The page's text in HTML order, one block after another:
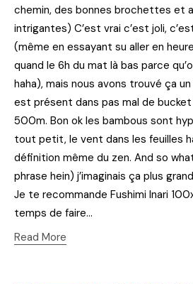
chemin, des bonnes brochettes et
intrigantes) C’est vrai c’est joli,
(même en essayant su aller en
quand le 6h du mat là bas parce
haha), mais nous avons trouvé ça
est présent dans pas mal de
500m. Bon ok les bambous sont
tout petit, le vent dans les feuilles
définition même du zen. And so
phrase hein) j’imaginais ça plus
Je te recommande Fushimi Inari
temps de faire…
Read More